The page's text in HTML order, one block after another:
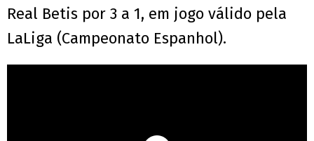
Real Betis por 3 a 1, em jogo válido pela
LaLiga (Campeonato Espanhol).